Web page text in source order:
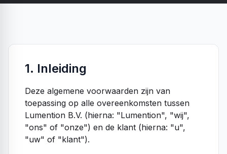
1. Inleiding
Deze algemene voorwaarden zijn van
toepassing op alle overeenkomsten tussen
Lumention B.V. (hierna: "Lumention", "wij",
"ons" of "onze") en de klant (hierna: "u",
"uw" of "klant").